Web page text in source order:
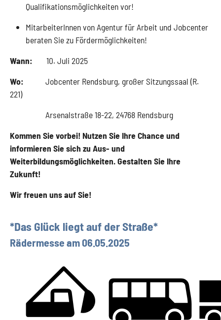
Qualifikationsmöglichkeiten vor!
MitarbeiterInnen von Agentur für Arbeit und Jobcenter
beraten Sie zu Fördermöglichkeiten!
Wann: 10. Juli 2025
Wo:
Jobcenter Rendsburg, großer Sitzungssaal (R.
221)
Arsenalstraße 18-22, 24768 Rendsburg
Kommen Sie vorbei! Nutzen Sie Ihre Chance und
informieren Sie sich zu Aus- und
Weiterbildungsmöglichkeiten. Gestalten Sie Ihre
Zukunft!
Wir freuen uns auf Sie!
*Das Glück liegt auf der Straße*
Rädermesse am 06.05.2025